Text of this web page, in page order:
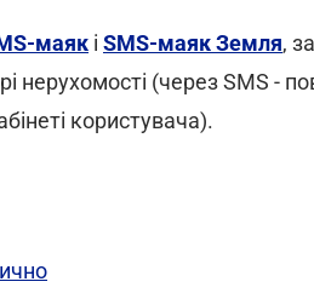
маяк і SMS-маяк Земля,
нерухомості (через SMS -
користувача).